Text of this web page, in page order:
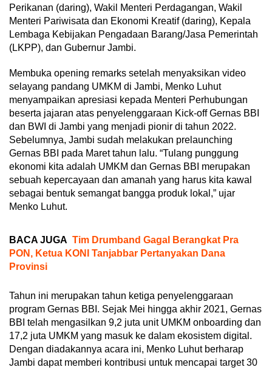
Perikanan (daring), Wakil Menteri Perdagangan, Wakil
Menteri Pariwisata dan Ekonomi Kreatif (daring), Kepala
Lembaga Kebijakan Pengadaan Barang/Jasa Pemerintah
(LKPP), dan Gubernur Jambi.
Membuka opening remarks setelah menyaksikan video
selayang pandang UMKM di Jambi, Menko Luhut
menyampaikan apresiasi kepada Menteri Perhubungan
beserta jajaran atas penyelenggaraan Kick-off Gernas BBI
dan BWI di Jambi yang menjadi pionir di tahun 2022.
Sebelumnya, Jambi sudah melakukan prelaunching
Gernas BBI pada Maret tahun lalu. “Tulang punggung
ekonomi kita adalah UMKM dan Gernas BBI merupakan
sebuah kepercayaan dan amanah yang harus kita kawal
sebagai bentuk semangat bangga produk lokal,” ujar
Menko Luhut.
BACA JUGA Tim Drumband Gagal Berangkat Pra
PON, Ketua KONI Tanjabbar Pertanyakan Dana
Provinsi
Tahun ini merupakan tahun ketiga penyelenggaraan
program Gernas BBI. Sejak Mei hingga akhir 2021, Gernas
BBI telah mengasilkan 9,2 juta unit UMKM onboarding dan
17,2 juta UMKM yang masuk ke dalam ekosistem digital.
Dengan diadakannya acara ini, Menko Luhut berharap
Jambi dapat memberi kontribusi untuk mencapai target 30